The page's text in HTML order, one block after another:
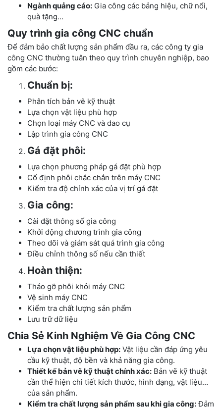
Ngành quảng cáo: Gia công các bảng hiệu, chữ nổi,
quà tặng…
Quy trình gia công CNC chuẩn
Để đảm bảo chất lượng sản phẩm đầu ra, các công ty gia
công CNC thường tuân theo quy trình chuyên nghiệp, bao
gồm các bước:
Chuẩn bị:
Phân tích bản vẽ kỹ thuật
Lựa chọn vật liệu phù hợp
Chọn loại máy CNC và dao cụ
Lập trình gia công CNC
Gá đặt phôi:
Lựa chọn phương pháp gá đặt phù hợp
Cố định phôi chắc chắn trên máy CNC
Kiểm tra độ chính xác của vị trí gá đặt
Gia công:
Cài đặt thông số gia công
Khởi động chương trình gia công
Theo dõi và giám sát quá trình gia công
Điều chỉnh thông số nếu cần thiết
Hoàn thiện:
Tháo gỡ phôi khỏi máy CNC
Vệ sinh máy CNC
Kiểm tra chất lượng sản phẩm
Lưu trữ dữ liệu
Chia Sẻ Kinh Nghiệm Về Gia Công CNC
Lựa chọn vật liệu phù hợp: Vật liệu cần đáp ứng yêu
cầu kỹ thuật, độ bền và khả năng gia công.
Thiết kế bản vẽ kỹ thuật chính xác: Bản vẽ kỹ thuật
cần thể hiện chi tiết kích thước, hình dạng, vật liệu…
của sản phẩm.
Kiểm tra chất lượng sản phẩm sau khi gia công:Đảm